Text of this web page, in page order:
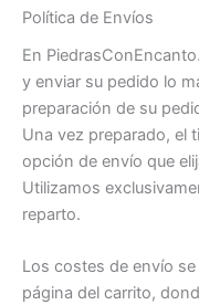
Política de Envíos
En
y enviar su pedido lo
preparación de su
Una vez preparado, el
opción de envío que
Utilizamos
reparto.
Los costes de envío
página del carrito,